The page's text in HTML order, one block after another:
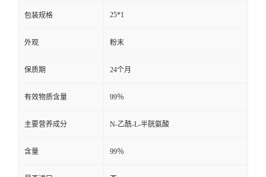
包装规格 25*1
外观 粉末
保质期 24个月
有效物质含量 99％
主要营养成分 N-乙酰-L-半胱氨酸
含量 99％